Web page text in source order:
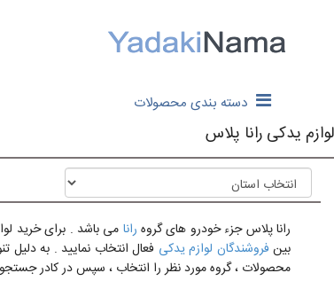
دسته بندی محصولات
لوازم یدکی رانا پلاس
رانا پلاس جزء خودرو های گروه رانا می باشد . برای خرید
بین فروشندگان لوازم یدکی فعال انتخاب نمایید . به
محصولات ، گروه مورد نظر را انتخاب ، سپس در کادر